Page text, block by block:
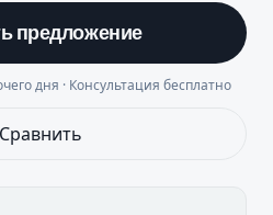
предложение
дня · Консультация бесплатно
Сравнить